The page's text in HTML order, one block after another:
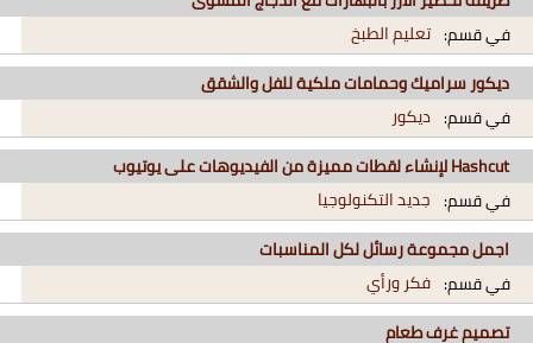
في قسم: تعليم الطبخ
ديكور سراميك وحمامات ملكية للفل والشقق
في قسم: ديكور
Hashcut لإنشاء لقطات مميزة من الفيديوهات على يوتيوب
في قسم: جديد التكنولوجيا
اجمل مجموعة رسائل لكل المناسبات
في قسم: فكر ورأي
تصميم غرف طعام